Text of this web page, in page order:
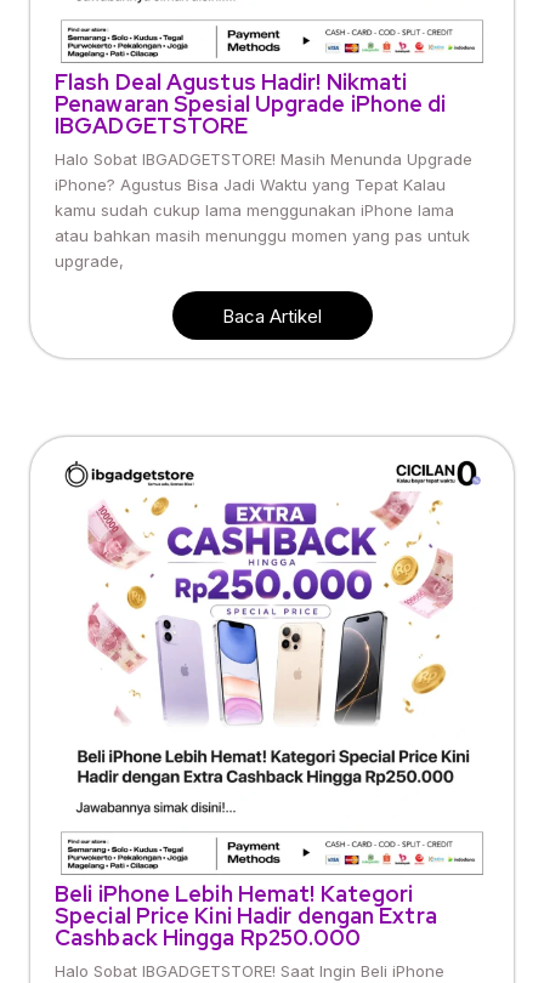
Flash Deal Agustus Hadir! Nikmati
Penawaran Spesial Upgrade iPhone di
IBGADGETSTORE
Halo Sobat IBGADGETSTORE! Masih Menunda Upgrade
iPhone? Agustus Bisa Jadi Waktu yang Tepat Kalau
kamu sudah cukup lama menggunakan iPhone lama
atau bahkan masih menunggu momen yang pas untuk
upgrade,
Baca Artikel
Beli iPhone Lebih Hemat! Kategori
Special Price Kini Hadir dengan Extra
Cashback Hingga Rp250.000
Halo Sobat IBGADGETSTORE! Saat Ingin Beli iPhone